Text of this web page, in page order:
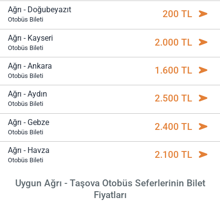
Ağrı - Doğubeyazıt
Otobüs Bileti 200 TL
Ağrı - Kayseri
Otobüs Bileti 2.000 TL
Ağrı - Ankara
Otobüs Bileti 1.600 TL
Ağrı - Aydın
Otobüs Bileti 2.500 TL
Ağrı - Gebze
Otobüs Bileti 2.400 TL
Ağrı - Havza
Otobüs Bileti 2.100 TL
Uygun Ağrı - Taşova Otobüs Seferlerinin Bilet
Fiyatları